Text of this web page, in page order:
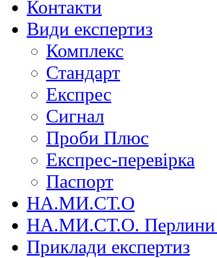
Контакти
Види експертиз
Комплекс
Стандарт
Експрес
Сигнал
Проби Плюс
Експрес-перевірка
Паспорт
НА.МИ.СТ.О
НА.МИ.СТ.О. Перлини
Приклади експертиз